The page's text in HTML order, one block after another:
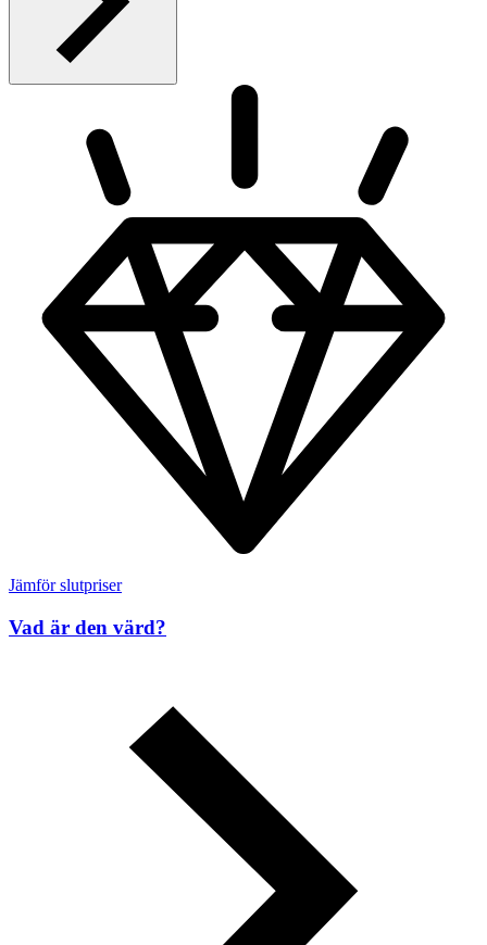
Jämför slutpriser
Vad är den värd?